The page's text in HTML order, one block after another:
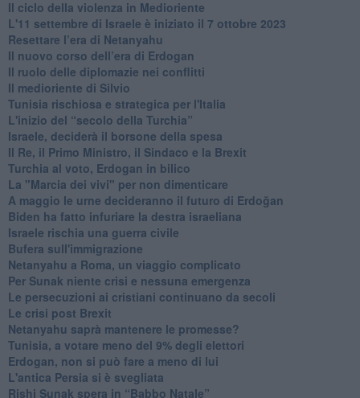
Il ciclo della violenza in Medioriente
L'11 settembre di Israele è iniziato il 7 ottobre 2023
Resettare l’era di Netanyahu
​Il nuovo corso dell’era di Erdogan
Il ruolo delle diplomazie nei conflitti
Il medioriente di Silvio
Tunisia rischiosa e strategica per l'Italia
L'inizio del “secolo della Turchia”
Israele, deciderà il borsone della spesa
Il Re, il Primo Ministro, il Sindaco e la Brexit
Turchia al voto, Erdogan in bilico
La "Marcia dei vivi" per non dimenticare
A maggio le urne decideranno il futuro di Erdoğan
Biden ha fatto infuriare la destra israeliana
Israele rischia una guerra civile
Bufera sull'immigrazione
Netanyahu a Roma, un viaggio complicato
Per Sunak niente crisi e nessuna emergenza
Le persecuzioni ai cristiani continuano da secoli
Le crisi post Brexit
Netanyahu saprà mantenere le promesse?
Tunisia, a votare meno del 9% degli elettori
Erdogan, non si può fare a meno di lui
L'antica Persia si è svegliata
Rishi Sunak spera in “Babbo Natale”